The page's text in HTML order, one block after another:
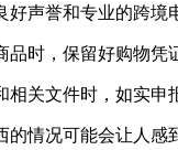
声誉和专业的跨
时，保留好购物
关文件时，如实申
的情况可能会让人